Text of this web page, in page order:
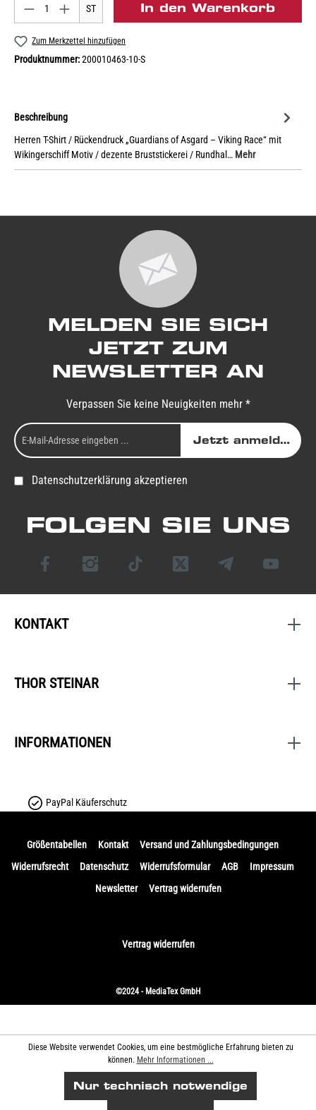
ST In den Warenkorb
Zum Merkzettel hinzufügen
Produktnummer:200010463-10-S
Beschreibung
Herren T-Shirt / Rückendruck „Guardians of Asgard – Viking Race“ mit
Wikingerschiff Motiv / dezente Bruststickerei / Rundhal… Mehr
MELDEN SIE SICH
JETZT ZUM
NEWSLETTER AN
Verpassen Sie keine Neuigkeiten mehr *
Jetzt anmelden
Datenschutzerklärung akzeptieren
FOLGEN SIE UNS
KONTAKT
THOR STEINAR
INFORMATIONEN
PayPal Käuferschutz
Größentabellen Kontakt
Versand und Zahlungsbedingungen
Widerrufsrecht
Datenschutz Widerrufsformular AGB
Impressum
Newsletter
Vertrag widerrufen
Vertrag widerrufen
©2024 - MediaTex GmbH
Diese Website verwendet Cookies, um eine bestmögliche Erfahrung bieten zu
können. Mehr Informationen ...
Nur technisch notwendige